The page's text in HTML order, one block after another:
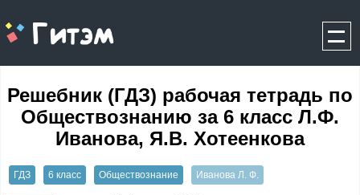
gitem.me
Решебник (ГДЗ) рабочая тетрадь по
Обществознанию за 6 класс Л.Ф.
Иванова, Я.В. Хотеенкова
ГДЗ 6 класс Обществознание Иванова Л. Ф.